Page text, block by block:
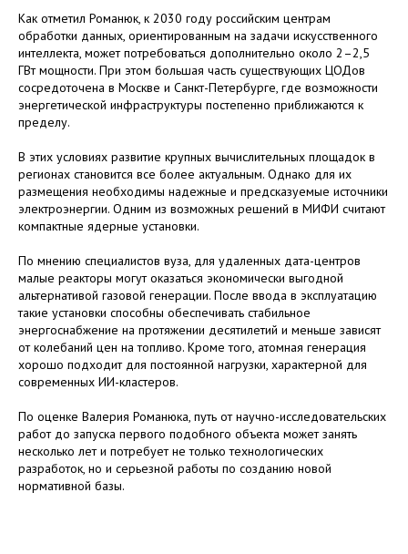
Как отметил Романюк, к 2030 году российским центрам
обработки данных, ориентированным на задачи искусственного
интеллекта, может потребоваться дополнительно около 2–2,5
ГВт мощности. При этом большая часть существующих ЦОДов
сосредоточена в Москве и Санкт-Петербурге, где возможности
энергетической инфраструктуры постепенно приближаются к
пределу.
В этих условиях развитие крупных вычислительных площадок в
регионах становится все более актуальным. Однако для их
размещения необходимы надежные и предсказуемые источники
электроэнергии. Одним из возможных решений в МИФИ считают
компактные ядерные установки.
По мнению специалистов вуза, для удаленных дата-центров
малые реакторы могут оказаться экономически выгодной
альтернативой газовой генерации. После ввода в эксплуатацию
такие установки способны обеспечивать стабильное
энергоснабжение на протяжении десятилетий и меньше зависят
от колебаний цен на топливо. Кроме того, атомная генерация
хорошо подходит для постоянной нагрузки, характерной для
современных ИИ-кластеров.
По оценке Валерия Романюка, путь от научно-исследовательских
работ до запуска первого подобного объекта может занять
несколько лет и потребует не только технологических
разработок, но и серьезной работы по созданию новой
нормативной базы.